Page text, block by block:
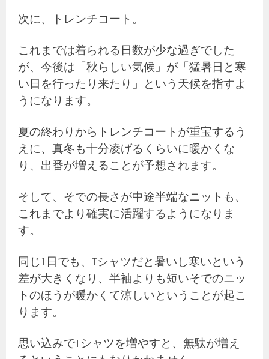
次に、トレンチコート。
これまでは着られる日数が少な過ぎでした
が、今後は「秋らしい気候」が「猛暑日と寒
い日を行ったり来たり」という天候を指すよ
うになります。
夏の終わりからトレンチコートが重宝するう
えに、真冬も十分凌げるくらいに暖かくな
り、出番が増えることが予想されます。
そして、そでの長さが中途半端なニットも、
これまでより確実に活躍するようになりま
す。
同じ1日でも、Tシャツだと暑いし寒いという
差が大きくなり、半袖よりも短いそでのニッ
トのほうが暖かくて涼しいということが起こ
ります。
思い込みでTシャツを増やすと、無駄が増え